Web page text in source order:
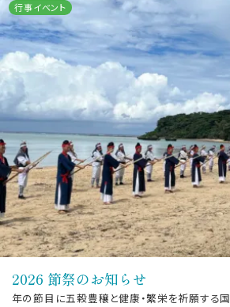
行事イベント
2026 節祭のお知らせ
年の節目に五穀豊穣と健康・繁栄を祈願する